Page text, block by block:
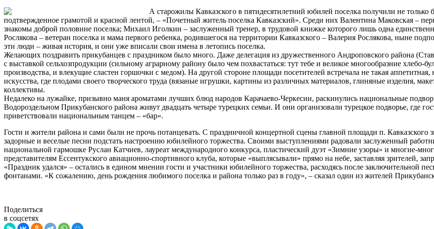
А старожилы Кавказского в пятидесятилетний юбилей поселка получили не только
подтвержденное грамотой и красной лентой, – «Почетный житель поселка Кавказский». Среди них Валентина Маковская –
знакомы доброй половине поселка; Михаил Иголкин – заслуженный тренер, в трудовой книжке которого лишь одна
Рослякова – ветеран поселка и мама первого ребенка, родившегося на территории Кавказского – Валерия Рослякова, ныне
эти люди – живая история, и они уже вписали свои имена в летопись поселка.
Желающих поздравить прикубанцев с праздником было много. Даже делегация из дружественного Андроповского района
с выставкой сельхозпродукции (сильному аграрному району было чем похвастаться: тут тебе и великое многообразние хлебо-
производства, и влекущие сластен горшочки с медом). На другой стороне площади посетителей встречала не такая
искусства, где плодами своего творческого труда (вязаные игрушки, картины из различных материалов, глиняные изделия,
коллективы.
Недалеко на лужайке, призывно маня ароматами лучших блюд народов Карачаево-Черкесии, раскинулись национальные
Водороздельном Прикубанского района живут двадцать четыре турецких семьи. И они организовали турецкое подворье, где
приветствовали национальным танцем – «бар».
Гости и жители района и сами были не прочь потанцевать. С праздничной концертной сцены главной площади п. Кавказского
задорные и веселые песни подстать настроению юбилейного торжества. Своими выступлениями радовали заслуженный
национальной гармошке Руслан Катчиев, лауреат международного конкурса, пластический дуэт «Зимние узоры» и многие-
представителям Ессентукского авиационно-спортивного клуба, которые «выплясывали» прямо на небе, заставляя зрителей,
«Праздник удался» – остались в едином мнении гости и участники юбилейного торжества, расходясь после заключительной
фонтанами. «К сожалению, день рождения любимого поселка и района только раз в году», – сказал один из жителей
Поделиться
в соцсетях